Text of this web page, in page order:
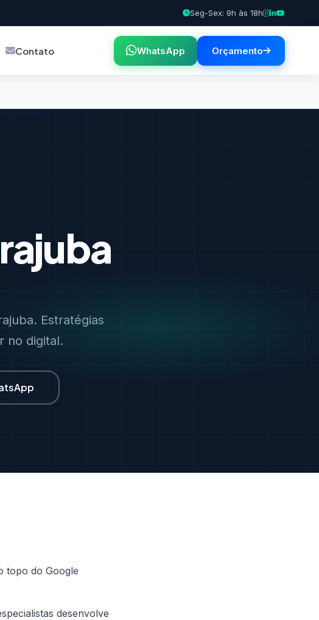
Seg-Sex: 9h às 18h
Contato WhatsApp Orçamento
Estratégias
no digital.
topo do Google
desenvolve